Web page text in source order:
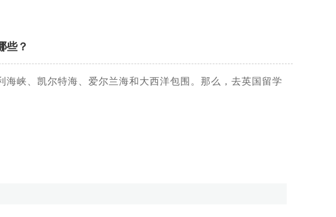
些？
峡、凯尔特海、爱尔兰海和大西洋包围。那么，去英国留学